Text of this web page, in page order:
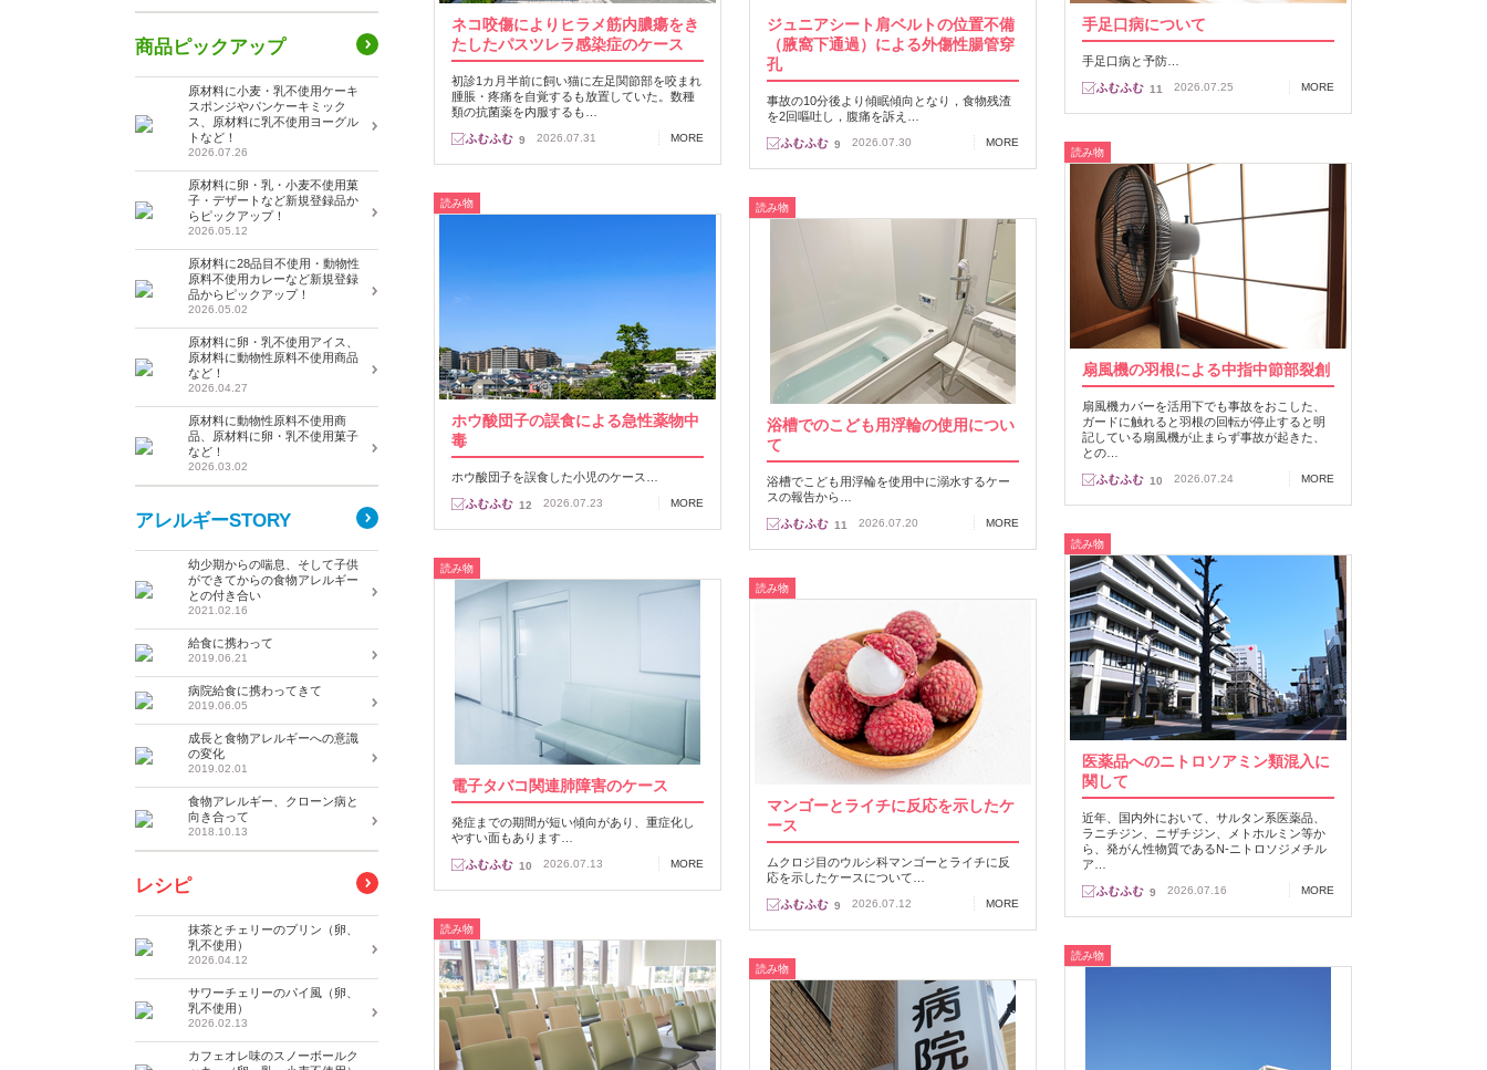
ネコ咬傷によりヒラメ筋内膿瘍をき
たしたパスツレラ感染症のケース
初診1カ月半前に飼い猫に左足関節部を咬まれ
腫脹・疼痛を自覚するも放置していた。数種
類の抗菌薬を内服するも…
9 2026.07.31 MORE
ジュニアシート肩ベルトの位置不備
（腋窩下通過）による外傷性腸管穿
孔
事故の10分後より傾眠傾向となり，食物残渣
を2回嘔吐し，腹痛を訴え…
9 2026.07.30 MORE
手足口病について
手足口病と予防…
11 2026.07.25 MORE
読み物
扇風機の羽根による中指中節部裂創
扇風機カバーを活用下でも事故をおこした、
ガードに触れると羽根の回転が停止すると明
記している扇風機が止まらず事故が起きた、
との…
10 2026.07.24 MORE
読み物
ホウ酸団子の誤食による急性薬物中
毒
ホウ酸団子を誤食した小児のケース…
12 2026.07.23 MORE
読み物
浴槽でのこども用浮輪の使用につい
て
浴槽でこども用浮輪を使用中に溺水するケー
スの報告から…
11 2026.07.20
MORE
読み物
医薬品へのニトロソアミン類混入に
関して
近年、国内外において、サルタン系医薬品、
ラニチジン、ニザチジン、メトホルミン等か
ら、発がん性物質であるN‐ニトロソジメチル
ア…
9 2026.07.16 MORE
読み物
電子タバコ関連肺障害のケース
発症までの期間が短い傾向があり、重症化し
やすい面もあります…
10 2026.07.13 MORE
読み物
マンゴーとライチに反応を示したケ
ース
ムクロジ目のウルシ科マンゴーとライチに反
応を示したケースについて…
9 2026.07.12 MORE
読み物
読み物
読み物
商品ピックアップ
原材料に小麦・乳不使用ケーキ
スポンジやパンケーキミック
ス、原材料に乳不使用ヨーグル
トなど！
2026.07.26
原材料に卵・乳・小麦不使用菓
子・デザートなど新規登録品か
らピックアップ！
2026.05.12
原材料に28品目不使用・動物性
原料不使用カレーなど新規登録
品からピックアップ！
2026.05.02
原材料に卵・乳不使用アイス、
原材料に動物性原料不使用商品
など！
2026.04.27
原材料に動物性原料不使用商
品、原材料に卵・乳不使用菓子
など！
2026.03.02
アレルギーSTORY
幼少期からの喘息、そして子供
ができてからの食物アレルギー
との付き合い
2021.02.16
給食に携わって
2019.06.21
病院給食に携わってきて
2019.06.05
成長と食物アレルギーへの意識
の変化
2019.02.01
食物アレルギー、クローン病と
向き合って
2018.10.13
レシピ
抹茶とチェリーのプリン（卵、
乳不使用）
2026.04.12
サワーチェリーのパイ風（卵、
乳不使用）
2026.02.13
カフェオレ味のスノーボールク